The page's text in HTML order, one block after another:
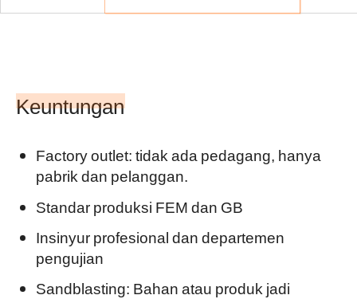
Keuntungan
Factory outlet: tidak ada pedagang, hanya
pabrik dan pelanggan.
Standar produksi FEM dan GB
Insinyur profesional dan departemen
pengujian
Sandblasting: Bahan atau produk jadi